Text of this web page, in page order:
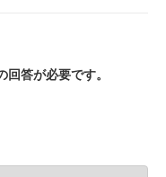
答が必要です。